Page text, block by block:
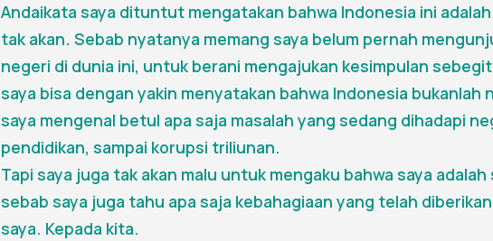
Andaikata saya dituntut mengatakan bahwa Indonesia ini
tak akan. Sebab nyatanya memang saya belum pernah
negeri di dunia ini, untuk berani mengajukan kesimpulan
saya bisa dengan yakin menyatakan bahwa Indonesia bukanlah
saya mengenal betul apa saja masalah yang sedang dihadapi
pendidikan, sampai korupsi triliunan.
Tapi saya juga tak akan malu untuk mengaku bahwa saya
sebab saya juga tahu apa saja kebahagiaan yang telah
saya. Kepada kita.